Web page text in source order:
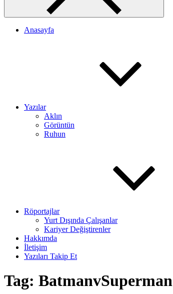
Anasayfa
Yazılar
Aklın
Görüntün
Ruhun
Röportajlar
Yurt Dışında Çalışanlar
Kariyer Değiştirenler
Hakkımda
İletişim
Yazıları Takip Et
Tag: BatmanvSuperman